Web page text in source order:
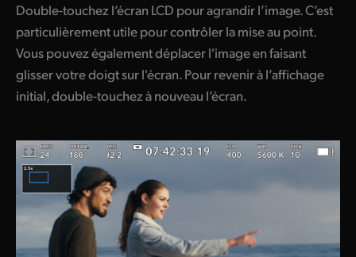
Double-touchez l’écran LCD pour agrandir l’image. C’est
particulièrement utile pour contrôler la mise au point.
Vous pouvez également déplacer l'image en faisant
glisser votre doigt sur l'écran. Pour revenir à l’affichage
initial, double-touchez à nouveau l’écran.